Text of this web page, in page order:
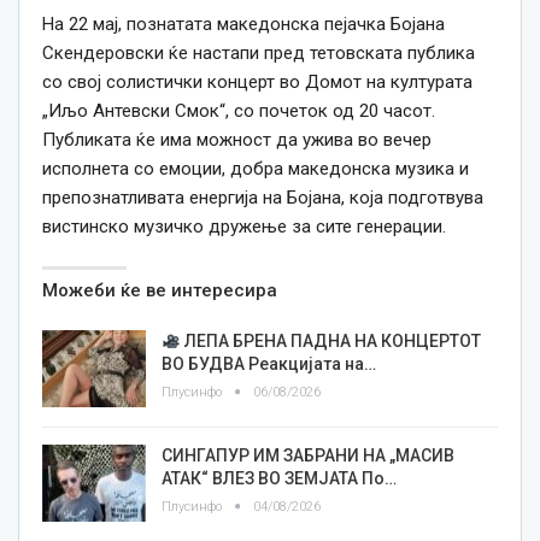
На 22 мај, познатата македонска пејачка Бојана
Скендеровски ќе настапи пред тетовската публика
со свој солистички концерт во Домот на културата
„Иљо Антевски Смок“, со почеток од 20 часот.
Публиката ќе има можност да ужива во вечер
исполнета со емоции, добра македонска музика и
препознатливата енергија на Бојана, која подготвува
вистинско музичко дружење за сите генерации.
Можеби ќе ве интересира
ЛЕПА БРЕНА ПАДНА НА КОНЦЕРТОТ
ВО БУДВА Реакцијата на…
Плусинфо 06/08/2026
СИНГАПУР ИМ ЗАБРАНИ НА „МАСИВ
АТАК“ ВЛЕЗ ВО ЗЕМЈАТА По…
Плусинфо 04/08/2026